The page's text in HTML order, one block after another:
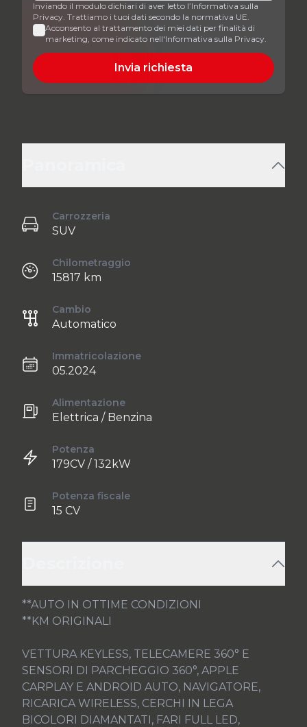
Inviando il modulo dichiari di aver letto l’Informativa sulla
Privacy. Trattiamo i tuoi dati secondo la normativa UE.
Acconsento al trattamento dei miei dati per finalità di
marketing, come indicato nell'Informativa sulla Privacy.
Invia richiesta
Carrozzeria
SUV
Chilometraggio
15817 km
Cambio
Automatico
Immatricolazione
05.2024
Alimentazione
Elettrica / Benzina
Potenza
179CV / 132kW
Potenza fiscale
15 CV
**AUTO IN OTTIME CONDIZIONI
**KM ORIGINALI
VETTURA KEYLESS, TELECAMERE 360° E
SENSORI DI PARCHEGGIO 360°, APPLE
CARPLAY E ANDROID AUTO, NAVIGATORE,
RICARICA WIRELESS, CERCHI IN LEGA
BICOLORI DIAMANTATI, FARI FULL LED,